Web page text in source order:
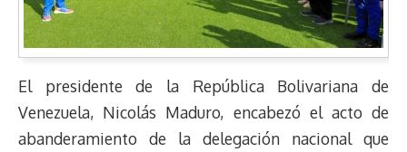
El presidente de la República Bolivariana de
Venezuela, Nicolás Maduro, encabezó el acto de
abanderamiento de la delegación nacional que